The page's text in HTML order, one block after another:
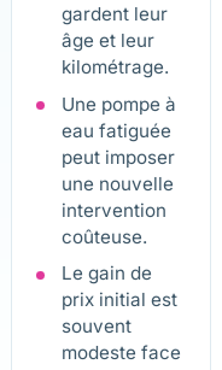
gardent leur
âge et leur
kilométrage.
Une pompe à
eau fatiguée
peut imposer
une nouvelle
intervention
coûteuse.
Le gain de
prix initial est
souvent
modeste face